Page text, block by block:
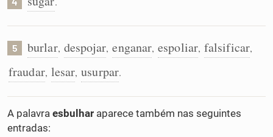
5 burlar, despojar, enganar, espoliar, falsificar,
fraudar, lesar, usurpar.
A palavra esbulhar aparece também nas seguintes
entradas: